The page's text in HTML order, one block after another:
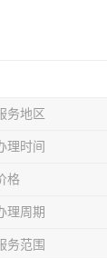
务地区
理时间
格
理周期
务范围